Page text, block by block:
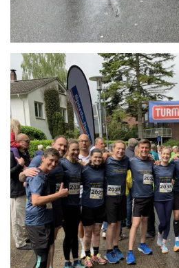
Anschauen....